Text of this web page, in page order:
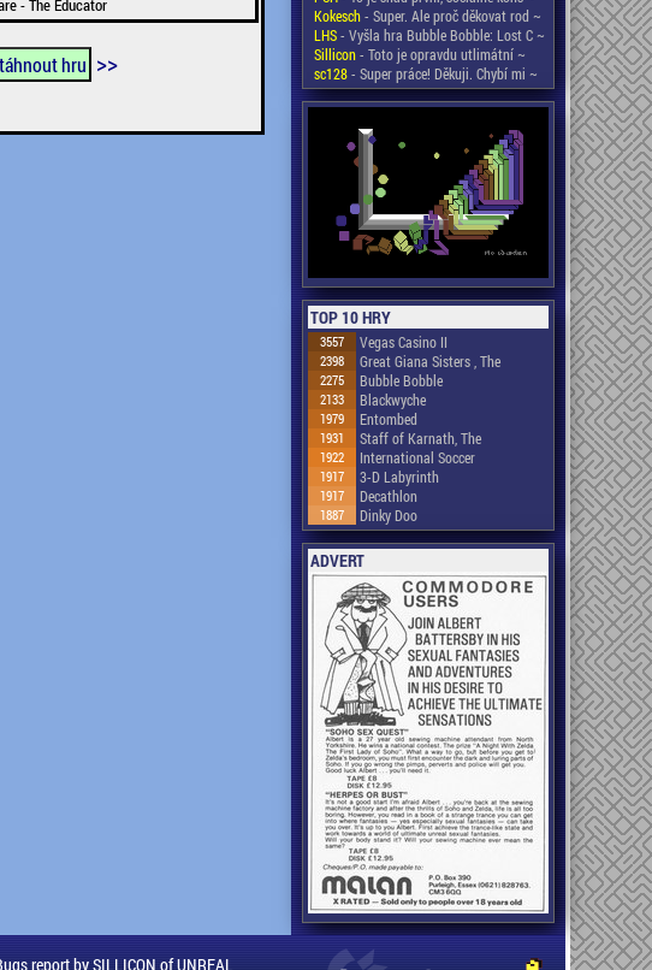
- The Educator
hru >>
Kokesch- Super. Ale proč děkovat rod ~
LHS- Vyšla hra Bubble Bobble: Lost C ~
Sillicon- Toto je opravdu utlimátní ~
sc128- Super práce! Děkuji. Chybí mi ~
TOP 10 HRY
3557 Vegas Casino II
2398 Great Giana Sisters , The
2275 Bubble Bobble
2133 Blackwyche
1979 Entombed
1931 Staff of Karnath, The
1922 International Soccer
1917 3-D Labyrinth
1917 Decathlon
1887 Dinky Doo
ADVERT
report by SILLICON of UNREAL